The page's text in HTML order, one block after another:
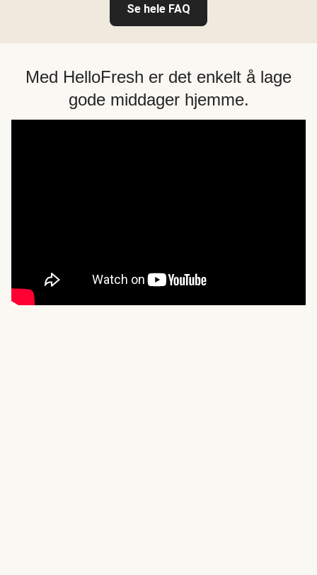
Se hele FAQ
Med HelloFresh er det enkelt å lage
gode middager hjemme.